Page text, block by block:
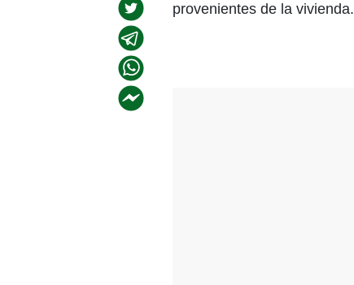
provenientes de la vivienda.